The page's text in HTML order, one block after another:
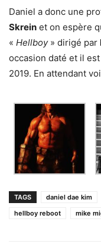
Daniel a donc une
Skrein et on espère
« Hellboy» dirigé par
occasion daté et il
2019. En attendant
TAGS daniel dae kim
hellboy reboot
mike